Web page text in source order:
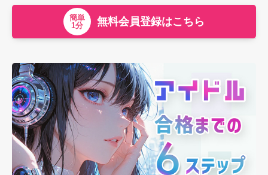
簡単
1分
無料会員登録はこちら